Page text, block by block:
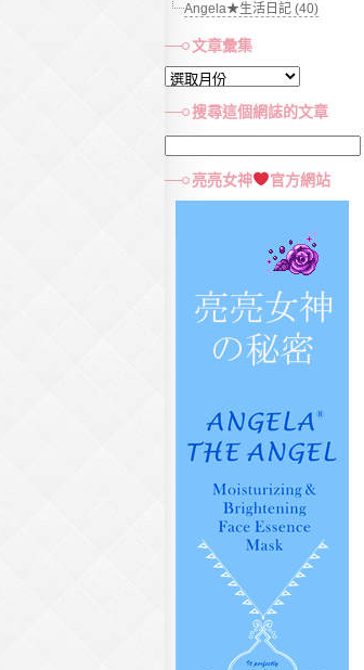
Angela★生活日記 (40)
文章彙集
文
彙
集
搜尋這個網誌的文章
關
亮亮女神 官方網站